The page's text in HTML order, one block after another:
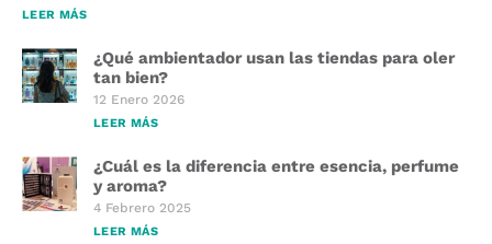
LEER MÁS
¿Qué ambientador usan las tiendas para oler
tan bien?
12 Enero 2026
LEER MÁS
¿Cuál es la diferencia entre esencia, perfume
y aroma?
4 Febrero 2025
LEER MÁS